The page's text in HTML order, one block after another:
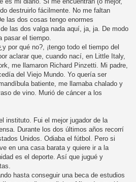
destruirlo fácilmente. No me faltan
las dos cosas tengo enormes
las dos valga nada aquí, ja, ja. De modo
pasar el tiempo.
por qué no?, ¡tengo todo el tiempo del
aclarar que, cuando nací, en Little Italy,
me llamaron Richard Pinzetti. Mi padre,
del Viejo Mundo. Yo quería ser
batiente, me llamaba chalado y
de vino. Murió de cáncer a los
instituto. Fui el mejor jugador de la
Durante los dos últimos años recorrí
Unidos. Odiaba el fútbol. Pero si
en una casa barata y quiere ir a la
es el deporte. Así que jugué y
hasta conseguir una beca de estudios